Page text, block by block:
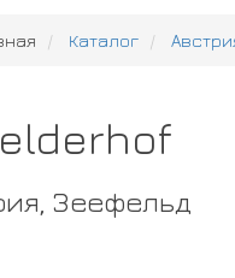
Каталог
Зеефельд